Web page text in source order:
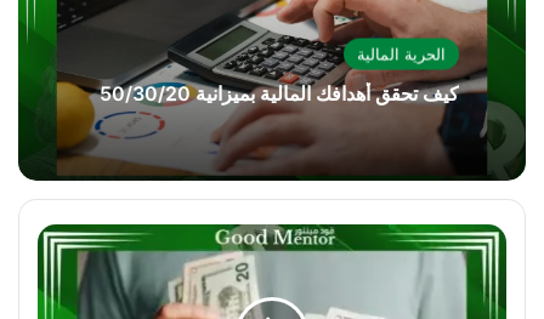
الحرية المالية
كيف تحقق أهدافك المالية بميزانية 50/30/20
9
طرق
لتصبح